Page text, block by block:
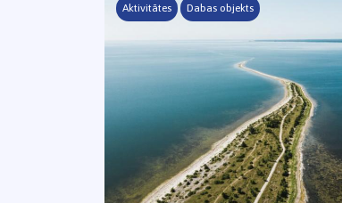
Aktivitātes Dabas objekts